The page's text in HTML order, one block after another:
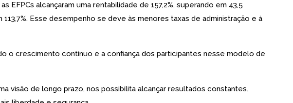
EFPCs alcançaram uma rentabilidade de 157,2%, superando em 43,5
Esse desempenho se deve às menores taxas de administração e à
o crescimento contínuo e a confiança dos participantes nesse modelo de
visão de longo prazo, nos possibilita alcançar resultados constantes.